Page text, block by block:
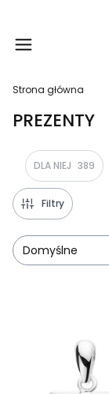
Strona główna
PREZENTY
DLA NIEJ 389
Filtry
Domyślne